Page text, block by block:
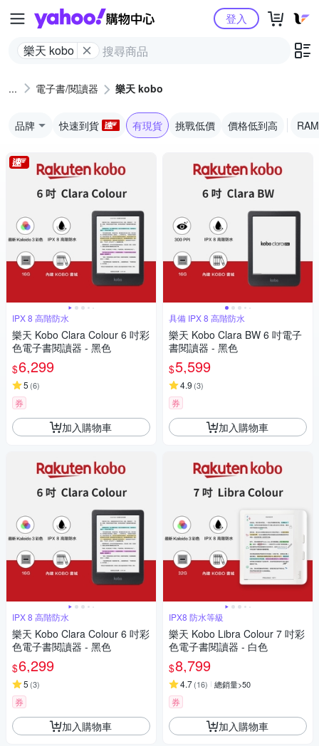
Yahoo購物中心
樂天 kobo
登入
電子書/閱讀器 樂天 kobo
品牌 快速到貨 有現貨 挑戰低價 價格低到高 RAM
IPX 8 高階防水
樂天 Kobo Clara Colour 6 吋彩
色電子書閱讀器 - 黑色
$6,299
5 (6)
券
加入購物車
IPX 8 高階防水
樂天 Kobo Clara Colour 6 吋彩
色電子書閱讀器 - 黑色
$6,299
5 (3)
券
加入購物車
具備 IPX 8 高階防水
樂天 Kobo Clara BW 6 吋電子
書閱讀器 - 黑色
$5,599
4.9 (3)
券
加入購物車
IPX8 防水等級
樂天 Kobo Libra Colour 7 吋彩
色電子書閱讀器 - 白色
$8,799
4.7(16) 總銷量>50
券
加入購物車